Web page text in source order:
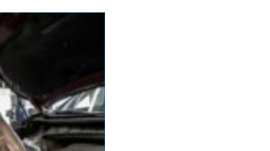
ett
ont. Tunga
hjul och
i
garage gör
gärna